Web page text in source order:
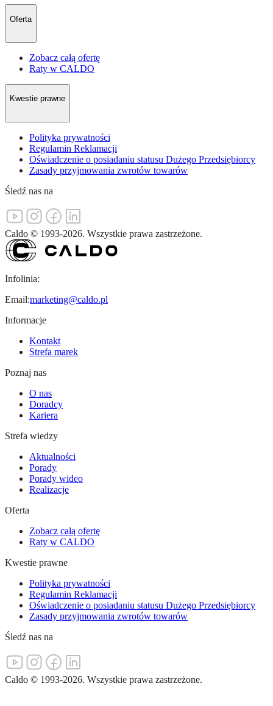
Oferta
Zobacz całą ofertę
Raty w CALDO
Kwestie prawne
Polityka prywatności
Regulamin Reklamacji
Oświadczenie o posiadaniu statusu Dużego Przedsiębiorcy
Zasady przyjmowania zwrotów towarów
Śledź nas na
Caldo © 1993-2026. Wszystkie prawa zastrzeżone.
Infolinia:
Email:marketing@caldo.pl
Informacje
Kontakt
Strefa marek
Poznaj nas
O nas
Doradcy
Kariera
Strefa wiedzy
Aktualności
Porady
Porady wideo
Realizacje
Oferta
Zobacz całą ofertę
Raty w CALDO
Kwestie prawne
Polityka prywatności
Regulamin Reklamacji
Oświadczenie o posiadaniu statusu Dużego Przedsiębiorcy
Zasady przyjmowania zwrotów towarów
Śledź nas na
Caldo © 1993-2026. Wszystkie prawa zastrzeżone.